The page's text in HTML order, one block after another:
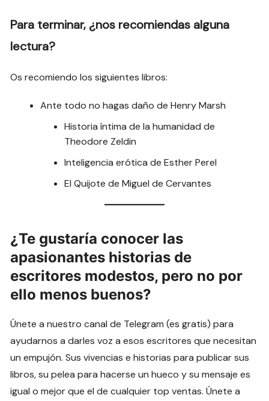
Para terminar, ¿nos recomiendas alguna
lectura?
Os recomiendo los siguientes libros:
Ante todo no hagas daño de Henry Marsh
Historia íntima de la humanidad de
Theodore Zeldin
Inteligencia erótica de Esther Perel
El Quijote de Miguel de Cervantes
¿Te gustaría conocer las
apasionantes historias de
escritores modestos, pero no por
ello menos buenos?
Únete a nuestro canal de Telegram (es gratis) para
ayudarnos a darles voz a esos escritores que necesitan
un empujón. Sus vivencias e historias para publicar sus
libros, su pelea para hacerse un hueco y su mensaje es
igual o mejor que el de cualquier top ventas. Únete a